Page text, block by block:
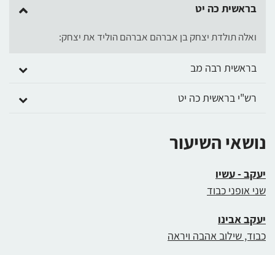
בראשית כה יט
ואלה תולדת יצחק בן אברהם אברהם הוליד את יצחק:
בראשית רבה מב
רש"י בראשית כה יט
נושאי השיעור
יעקב - עשיו
שני אופני כבוד
יעקב אבינו
כבוד, שילוב אהבה ויראה